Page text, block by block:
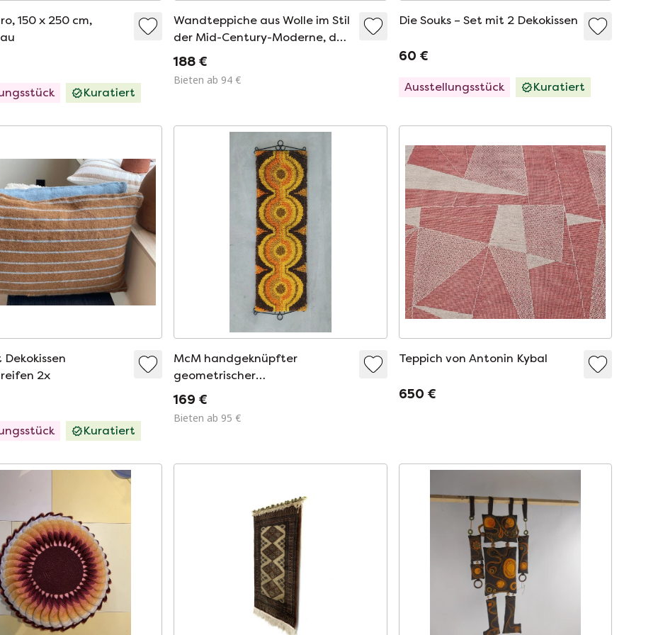
150 x 250 cm,
Kuratiert
Wandteppiche aus Wolle im Stil
der Mid-Century-Moderne, des
Space Age und der Pop Art
188 €
Bieten ab 94 €
Die Souks – Set mit 2 Dekokissen
60 €
Ausstellungsstück Kuratiert
Dekokissen
2x
Kuratiert
McM handgeknüpfter
geometrischer
Wandbehang/Wanddekoration/Tischläufer
169 €
Bieten ab 95 €
Teppich von Antonin Kybal
650 €